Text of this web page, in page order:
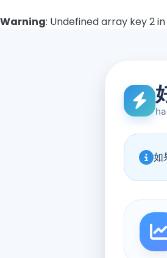
Warning: Undefined array key 2 in